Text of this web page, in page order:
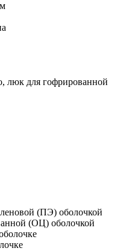
люк для гофрированной
(ПЭ) оболочкой
(ОЦ) оболочкой